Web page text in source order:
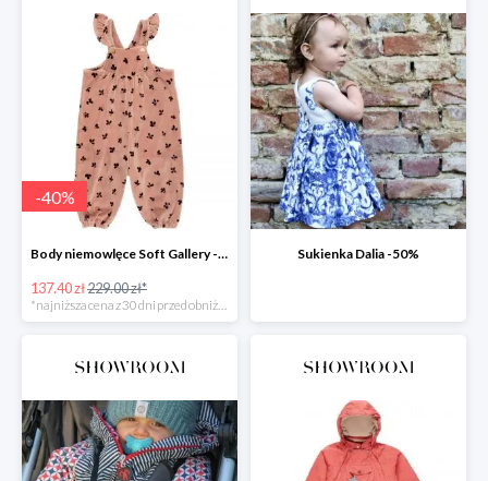
-40%
Body niemowlęce Soft Gallery -40%
137.40 zł229.00 zł*
Sukienka Dalia -50%